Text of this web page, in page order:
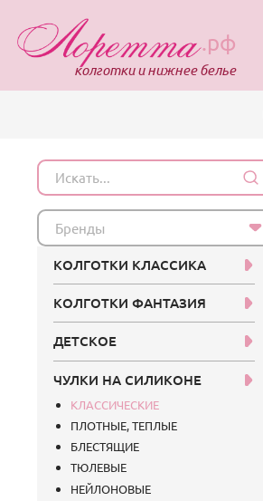
.рф
колготки и нижнее белье
Бренды
КОЛГОТКИ КЛАССИКА
КОЛГОТКИ ФАНТАЗИЯ
ДЕТСКОЕ
ЧУЛКИ НА СИЛИКОНЕ
КЛАССИЧЕСКИЕ
ПЛОТНЫЕ, ТЕПЛЫЕ
БЛЕСТЯЩИЕ
ТЮЛЕВЫЕ
НЕЙЛОНОВЫЕ